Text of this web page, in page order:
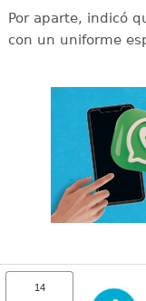
Por aparte, indicó
con un uniforme
14